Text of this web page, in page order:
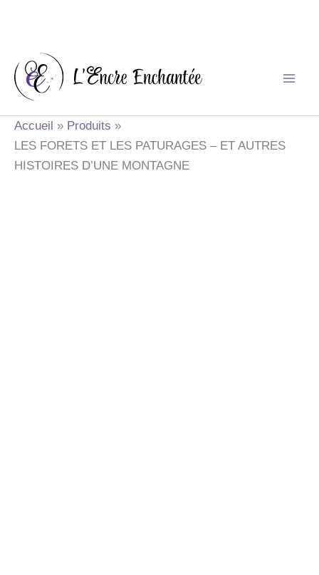
contenu
Accueil
Produits
LES FORETS ET LES PATURAGES – ET AUTRES
HISTOIRES D’UNE MONTAGNE